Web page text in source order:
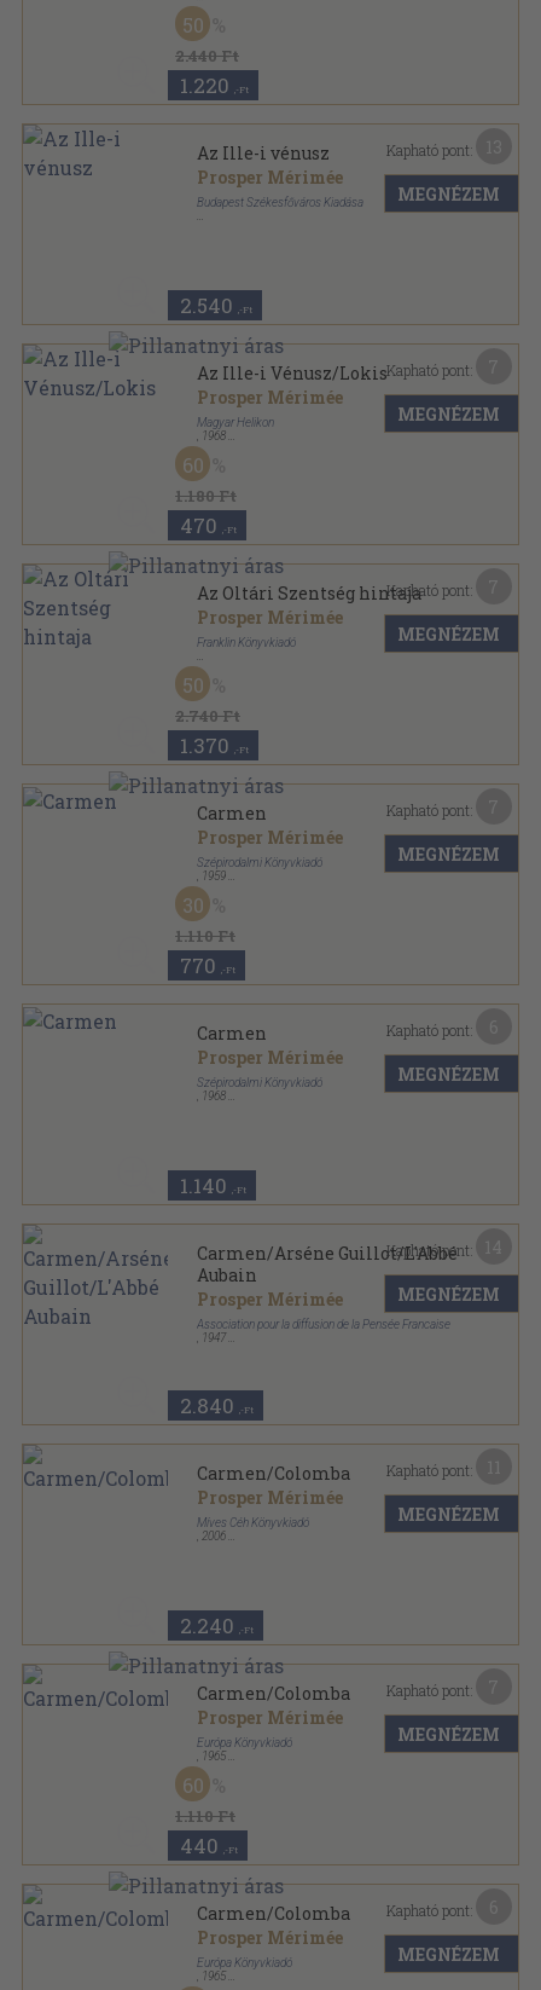
Tűzött kötés
Uj Könyvtár sorozat
2.440 Ft
50
1.220 ,-Ft
Az Ille-i vénusz
Prosper Mérimée
Budapest Székesfőváros Kiadása
2.540 ,-Ft
Kapható pont:
MEGNÉZEM
Az Ille-i Vénusz/Lokis
Prosper Mérimée
Magyar Helikon
1968
Varrott keménykötés
1.180 Ft
60
470 ,-Ft
Kapható pont:
MEGNÉZEM
Az Oltári Szentség hintaja
Prosper Mérimée
Franklin Könyvkiadó
Fűzött kemény papírkötés
2.740 Ft
50
1.370 ,-Ft
Kapható pont:
MEGNÉZEM
Carmen
Prosper Mérimée
Szépirodalmi Könyvkiadó
1959
Tűzött kötés
Olcsó könyvtár sorozat
1.110 Ft
30
770 ,-Ft
Kapható pont:
MEGNÉZEM
Carmen
Prosper Mérimée
Szépirodalmi Könyvkiadó
1968
1.140 ,-Ft
Kapható pont:
MEGNÉZEM
Carmen/Arséne Guillot/L'Abbé
Aubain
Prosper Mérimée
Association pour la diffusion de la Pensée Francaise
1947
2.840 ,-Ft
Kapható pont:
MEGNÉZEM
Carmen/Colomba
Prosper Mérimée
Míves Céh Könyvkiadó
2006
2.240 ,-Ft
Kapható pont:
MEGNÉZEM
Carmen/Colomba
Prosper Mérimée
Európa Könyvkiadó
1965
Varrott papírkötés
Kincses Könyvek sorozat
1.110 Ft
60
440 ,-Ft
Kapható pont:
MEGNÉZEM
Carmen/Colomba
Prosper Mérimée
Európa Könyvkiadó
1965
Kapható pont:
MEGNÉZEM